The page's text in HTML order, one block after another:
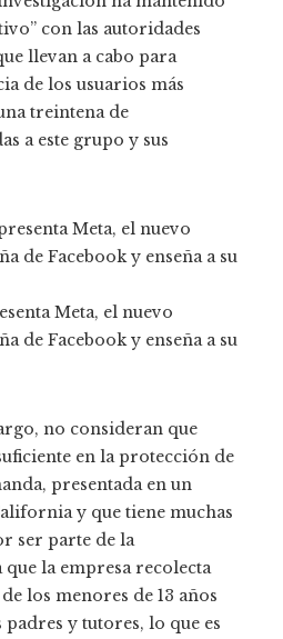
con las autoridades
llevan a cabo para
de los usuarios más
treintena de
a este grupo y sus
Meta, el nuevo
de Facebook y enseña a su
no consideran que
en la protección de
presentada en un
y que tiene muchas
ser parte de la
la empresa recolecta
los menores de 13 años
y tutores, lo que es